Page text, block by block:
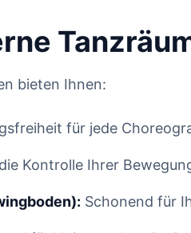
bieten Ihnen:
für jede
Kontrolle Ihrer
Schonend für